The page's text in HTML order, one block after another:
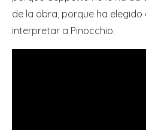
de la obra, porque ha
interpretar a Pinocchio.